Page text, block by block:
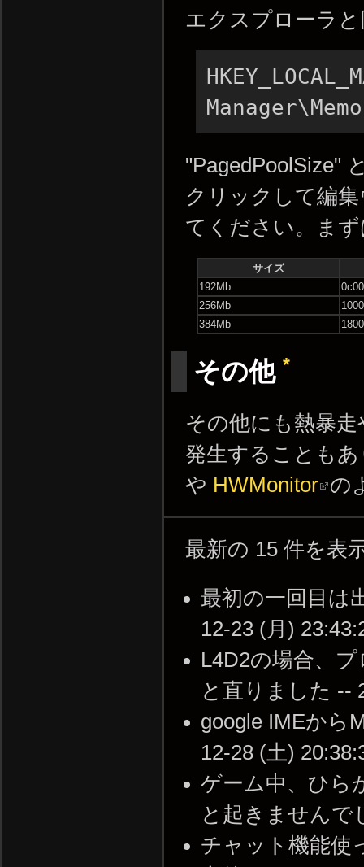
エクスプローラ
"PagedPoolSize"
クリックして編
てください。ま
サイズ
192Mb
256Mb
384Mb
その他 *
その他にも熱暴
発生することも
や HWMonitor の
最新の 15 件を表
最初の一回目は
12-23 (月)
L4D2の場合、
と直りました --
google IMEから
12-28 (土)
ゲーム中、ひら
と起きませんで
チャット機能使